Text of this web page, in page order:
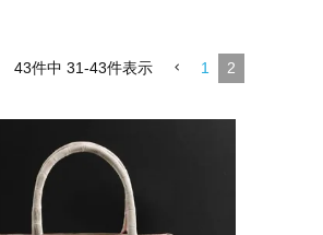
43件中 31-43件表示 1 2